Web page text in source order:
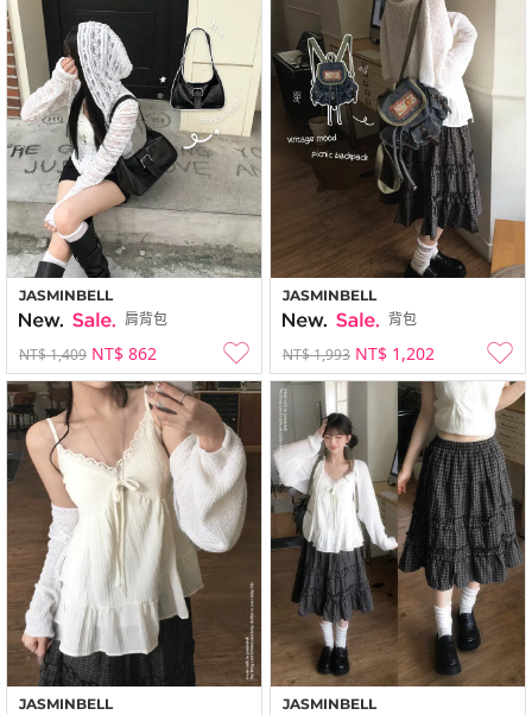
JASMINBELL
肩背包
NT$ 1,409 NT$ 862
JASMINBELL
背包
NT$ 1,993 NT$ 1,202
JASMINBELL JASMINBELL